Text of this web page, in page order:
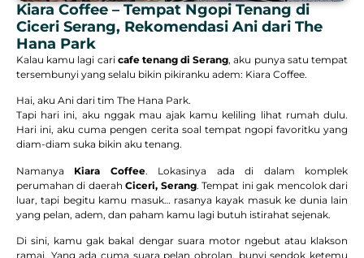
Kiara Coffee – Tempat Ngopi Tenang di
Ciceri Serang, Rekomendasi Ani dari The
Hana Park
Kalau kamu lagi cari cafe tenang di Serang, aku punya satu tempat
tersembunyi yang selalu bikin pikiranku adem: Kiara Coffee.
Hai, aku Ani dari tim The Hana Park.
Tapi hari ini, aku nggak mau ajak kamu keliling lihat rumah dulu.
Hari ini, aku cuma pengen cerita soal tempat ngopi favoritku yang
diam-diam suka bikin aku tenang.
Namanya Kiara Coffee. Lokasinya ada di dalam komplek
perumahan di daerahCiceri, Serang. Tempat ini gak mencolok dari
luar, tapi begitu kamu masuk… rasanya kayak masuk ke dunia lain
yang pelan, adem, dan paham kamu lagi butuh istirahat sejenak.
Di sini, kamu gak bakal dengar suara motor ngebut atau klakson
ramai. Yang ada cuma suara pelan obrolan, bunyi sendok ketemu